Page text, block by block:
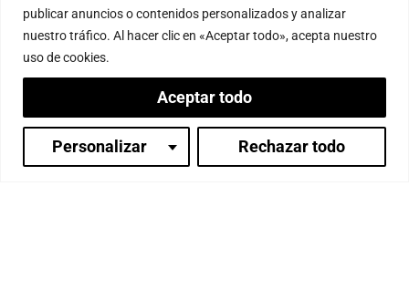
publicar anuncios o contenidos personalizados y analizar
nuestro tráfico. Al hacer clic en «Aceptar todo», acepta nuestro
uso de cookies.
Personalizar Rechazar todo
Aceptar todo
Inicia sesión
secretaria@paramita.org
soporte@paramita.org
(+34) 965 760 777